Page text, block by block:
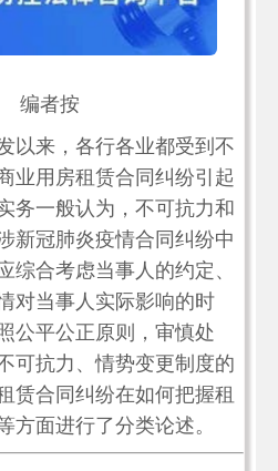
编者按
以来，各行各业都受到不
业用房租赁合同纠纷引起
务一般认为，不可抗力和
新冠肺炎疫情合同纠纷中
综合考虑当事人的约定、
对当事人实际影响的时
公平公正原则，审慎处
可抗力、情势变更制度的
赁合同纠纷在如何把握租
方面进行了分类论述。